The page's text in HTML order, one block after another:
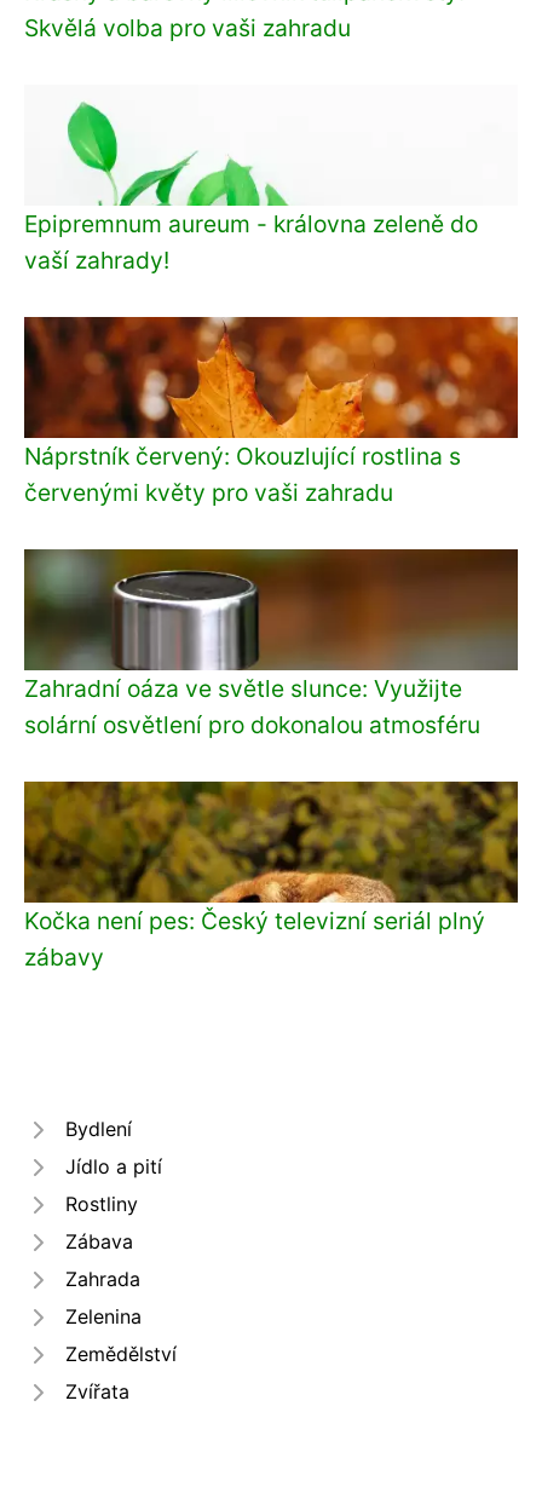
Skvělá volba pro vaši zahradu
Epipremnum aureum - královna zeleně do
vaší zahrady!
Náprstník červený: Okouzlující rostlina s
červenými květy pro vaši zahradu
Zahradní oáza ve světle slunce: Využijte
solární osvětlení pro dokonalou atmosféru
Kočka není pes: Český televizní seriál plný
zábavy
Bydlení
Jídlo a pití
Rostliny
Zábava
Zahrada
Zelenina
Zemědělství
Zvířata